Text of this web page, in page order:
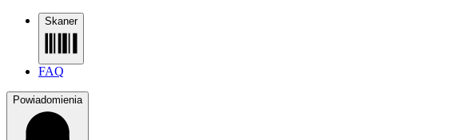
Skaner
FAQ
Powiadomienia